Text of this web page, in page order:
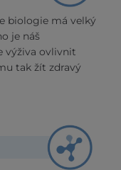
biologie má velký
je náš
výživa ovlivnit
tak žít zdravý